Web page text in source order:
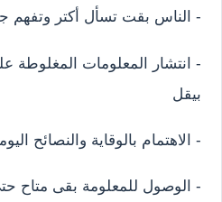
- الناس بقت تسأل أكتر وتفهم
- انتشار المعلومات المغلوطة
بيقل
- الاهتمام بالوقاية والنصائح
- الوصول للمعلومة بقى متاح